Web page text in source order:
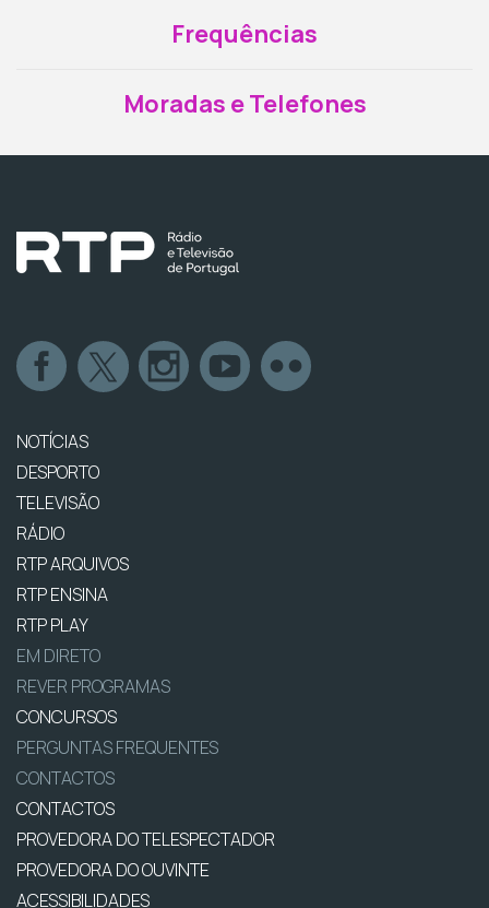
Frequências
Moradas e Telefones
NOTÍCIAS
DESPORTO
TELEVISÃO
RÁDIO
RTP ARQUIVOS
RTP ENSINA
RTP PLAY
EM DIRETO
REVER PROGRAMAS
CONCURSOS
PERGUNTAS FREQUENTES
CONTACTOS
CONTACTOS
PROVEDORA DO TELESPECTADOR
PROVEDORA DO OUVINTE
ACESSIBILIDADES